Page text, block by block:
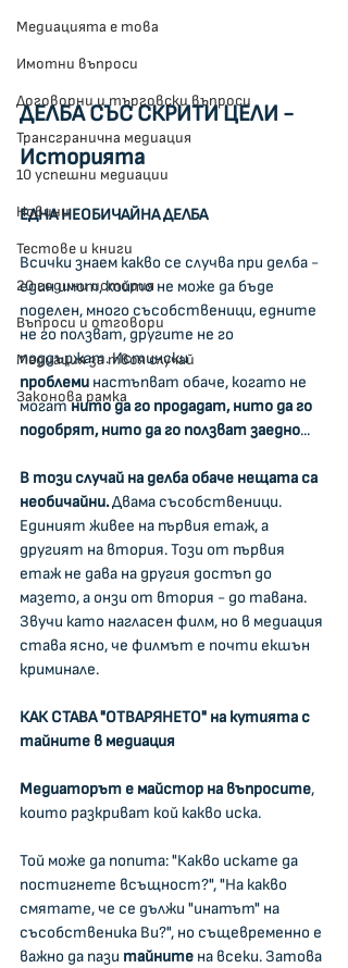
Медиацията е това
Имотни въпроси
Договорни и търговски въпроси
Трансгранична медиация
10 успешни медиации
Новини
Тестове и книги
20 години история
Въпроси и отговори
Медиация за твоя случай
Законова рамка
ДЕЛБА СЪС СКРИТИ ЦЕЛИ -
Историята
ЕДНА НЕОБИЧАЙНА ДЕЛБА
Всички знаем какво се случва при делба -
един имот, който не може да бъде
поделен, много съсобственици, едните
не го ползват, другите не го
поддържат. Истински
проблеми настъпват обаче, когато не
могат нито да го продадат, нито да го
подобрят, нито да го ползватзаедно...
В този случай на делба обаче нещата са
необичайни. Двама съсобственици.
Единият живее на първия етаж, а
другият на втория. Този от първия
етаж не дава на другия достъп до
мазето, а онзи от втория - до тавана.
Звучи като нагласен филм, но в медиация
става ясно, че филмът е почти екшън
криминале.
КАК СТАВА "ОТВАРЯНЕТО" на кутията с
тайните в медиация
Медиаторът е майстор на въпросите,
които разкриват кой какво иска.
Той може да попита: "Какво искате да
постигнете всъщност?", "На какво
смятате, че се дължи "инатът" на
съсобственика Ви?", но същевременно е
важно да пази тайните на всеки. Затова